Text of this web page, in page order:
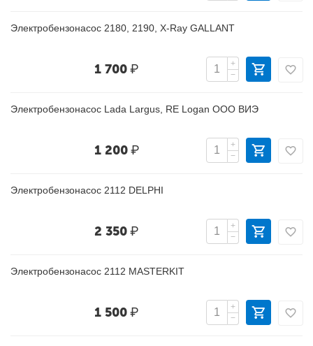
Электробензонасос 2180, 2190, X-Ray GALLANT
1 700₽
+
−
Электробензонасос Lada Largus, RE Logan ООО ВИЭ
1 200₽
+
−
Электробензонасос 2112 DELPHI
2 350₽
+
−
Электробензонасос 2112 MASTERKIT
1 500₽
+
−